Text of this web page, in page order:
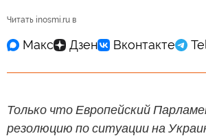
Читать inosmi.ru в
Только что Европейский
резолюцию по ситуации на